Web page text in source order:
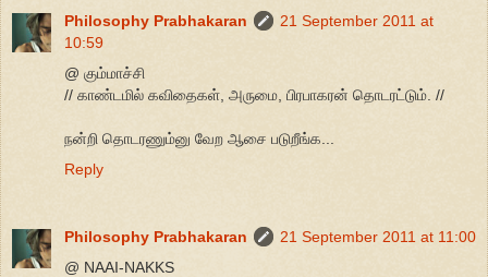
Philosophy Prabhakaran
21 September 2011 at
10:59
@ கும்மாச்சி
// காண்டமில் கவிதைகள், அருமை, பிரபாகரன் தொடரட்டும். //
நன்றி தொடரணும்னு வேற ஆசை படுறீங்க...
Reply
Philosophy Prabhakaran
21 September 2011 at 11:00
@ NAAI-NAKKS